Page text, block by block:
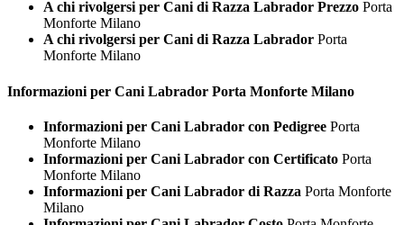
A chi rivolgersi per Cani di Razza Labrador Prezzo Porta
Monforte Milano
A chi rivolgersi per Cani di Razza Labrador Porta
Monforte Milano
Informazioni per Cani Labrador Porta Monforte Milano
Informazioni per Cani Labrador con Pedigree Porta
Monforte Milano
Informazioni per Cani Labrador con Certificato Porta
Monforte Milano
Informazioni per Cani Labrador di Razza Porta Monforte
Milano